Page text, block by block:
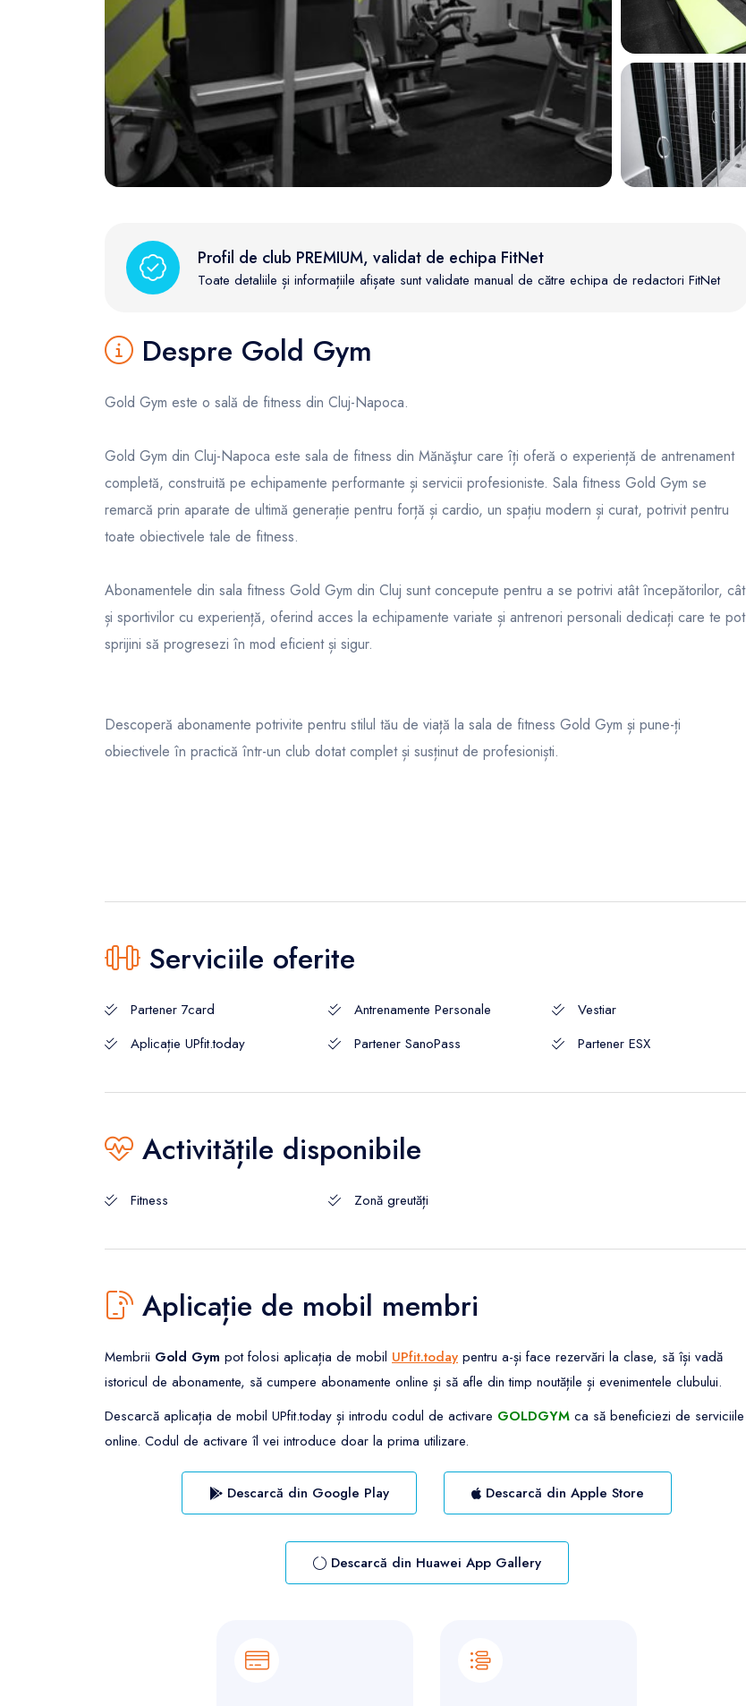
FunOne
Profil de club PREMIUM, validat de echipa FitNet
Toate detaliile și informațiile afișate sunt validate manual de către echipa de redactori FitNet
Despre Gold Gym
Gold Gym este o sală de fitness din Cluj-Napoca.
Gold Gym din Cluj-Napoca este sala de fitness din Mănăştur care îți oferă o experiență de antrenament
completă, construită pe echipamente performante și servicii profesioniste. Sala fitness Gold Gym se
remarcă prin aparate de ultimă generație pentru forță și cardio, un spațiu modern și curat, potrivit pentru
toate obiectivele tale de fitness.
Abonamentele din sala fitness Gold Gym din Cluj sunt concepute pentru a se potrivi atât începătorilor, cât
și sportivilor cu experiență, oferind acces la echipamente variate și antrenori personali dedicați care te pot
sprijini să progresezi în mod eficient și sigur.
Descoperă abonamente potrivite pentru stilul tău de viață la sala de fitness Gold Gym și pune-ți
obiectivele în practică într-un club dotat complet și susținut de profesioniști.
Serviciile oferite
Partener 7card Antrenamente Personale
Vestiar
Aplicație UPfit.today
Partener SanoPass Partener ESX
Activitățile disponibile
Fitness Zonă greutăți
Aplicație de mobil membri
Membrii Gold Gym pot folosi aplicația de mobil UPfit.today pentru a-și face rezervări la clase, să își vadă
istoricul de abonamente, să cumpere abonamente online și să afle din timp noutățile și evenimentele clubului.
Descarcă aplicația de mobil UPfit.today și introdu codul de activare GOLDGYM ca să beneficiezi de serviciile
online. Codul de activare îl vei introduce doar la prima utilizare.
Descarcă din Google Play Descarcă din Apple Store
Descarcă din Huawei App Gallery